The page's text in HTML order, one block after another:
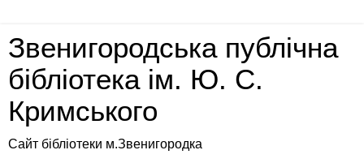
Звенигородська публічна
бібліотека ім. Ю. С.
Кримського
Сайт бібліотеки м.Звенигородка